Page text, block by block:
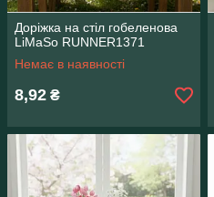
Доріжка на стіл гобеленова
LiMaSo RUNNER1371
Немає в наявності
8,92 ₴